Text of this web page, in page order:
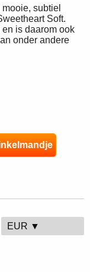
subtiel
Soft.
is daarom ook
onder andere
EUR ▼